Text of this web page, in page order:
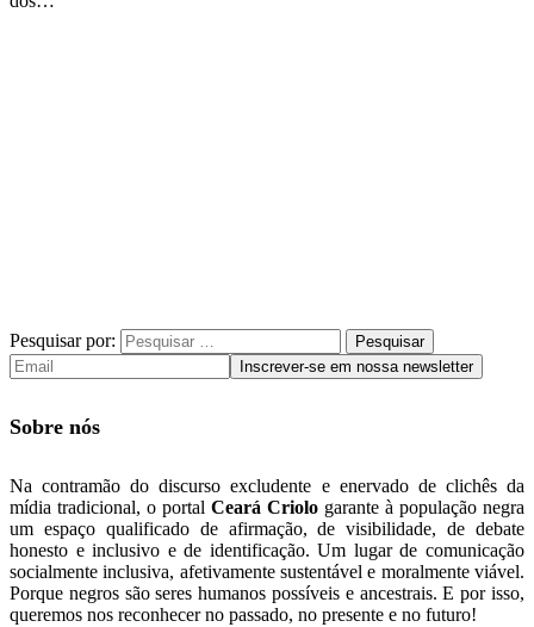
Pesquisar por:
Sobre nós
Na contramão do discurso excludente e enervado de clichês da
mídia tradicional, o portal Ceará Criolo garante à população negra
um espaço qualificado de afirmação, de visibilidade, de debate
honesto e inclusivo e de identificação. Um lugar de comunicação
socialmente inclusiva, afetivamente sustentável e moralmente viável.
Porque negros são seres humanos possíveis e ancestrais. E por isso,
queremos nos reconhecer no passado, no presente e no futuro!